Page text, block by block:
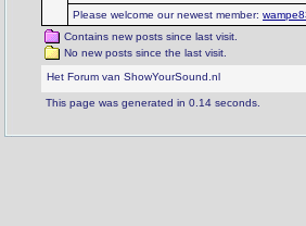
Please welcome our newest member:
Contains new posts since last visit.
No new posts since the last visit.
Het Forum van ShowYourSound.nl
This page was generated in 0.14 seconds.